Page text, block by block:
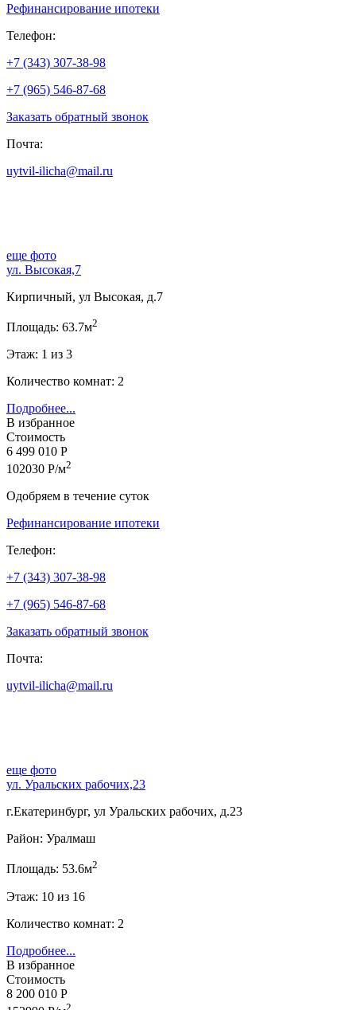
Рефинансирование ипотеки
Телефон:
+7 (343) 307-38-98
+7 (965) 546-87-68
Заказать обратный звонок
Почта:
uytvil-ilicha@mail.ru
еще фото
ул. Высокая,7
Кирпичный, ул Высокая, д.7
Площадь: 63.7м2
Этаж: 1 из 3
Количество комнат: 2
Подробнее...
В избранное
Стоимость
6 499 010 Р
102030 Р/м2
Одобряем в течение суток
Рефинансирование ипотеки
Телефон:
+7 (343) 307-38-98
+7 (965) 546-87-68
Заказать обратный звонок
Почта:
uytvil-ilicha@mail.ru
еще фото
ул. Уральских рабочих,23
г.Екатеринбург, ул Уральских рабочих, д.23
Район: Уралмаш
Площадь: 53.6м2
Этаж: 10 из 16
Количество комнат: 2
Подробнее...
В избранное
Стоимость
8 200 010 Р
2